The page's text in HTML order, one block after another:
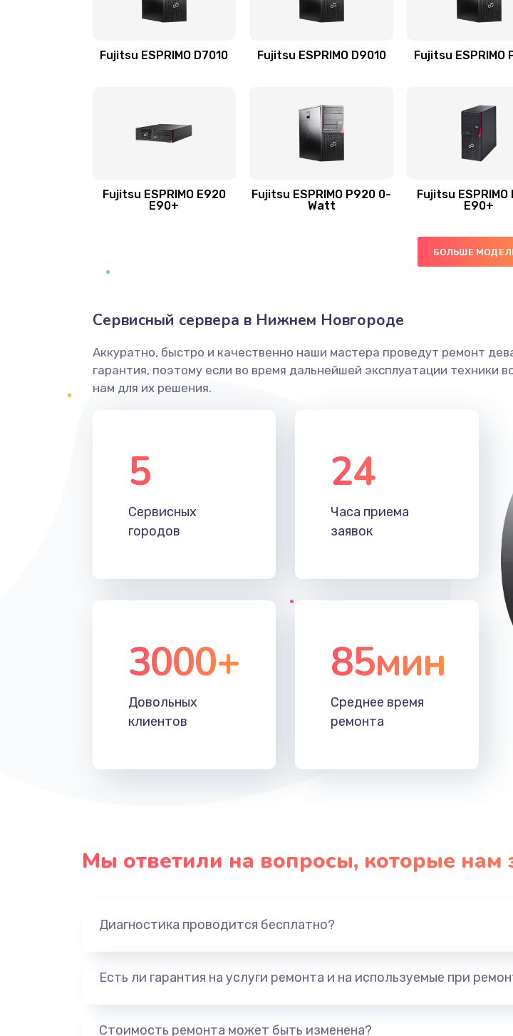
Fujitsu ESPRIMO D7010 Fujitsu ESPRIMO D9010 Fujitsu ESPRIMO
Fujitsu ESPRIMO E920
E90+
Fujitsu ESPRIMO P920 0-
Watt
Fujitsu ESPRIMO
E90+
БОЛЬШЕ
Сервисный сервера в Нижнем Новгороде
Аккуратно, быстро и качественно наши мастера проведут ремонт
гарантия, поэтому если во время дальнейшей эксплуатации техники
нам для их решения.
5
Сервисных
городов
24
Часа приема
заявок
3000+
Довольных
клиентов
85мин
Среднее время
ремонта
Мы ответили на вопросы, которые нам
Диагностика проводится бесплатно?
Есть ли гарантия на услуги ремонта и на используемые при
Стоимость ремонта может быть изменена?